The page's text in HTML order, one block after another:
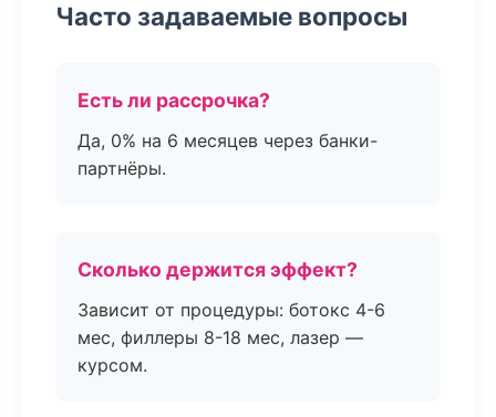
Часто задаваемые вопросы
Есть ли рассрочка?
Да, 0% на 6 месяцев через банки-
партнёры.
Сколько держится эффект?
Зависит от процедуры: ботокс 4-6
мес, филлеры 8-18 мес, лазер —
курсом.